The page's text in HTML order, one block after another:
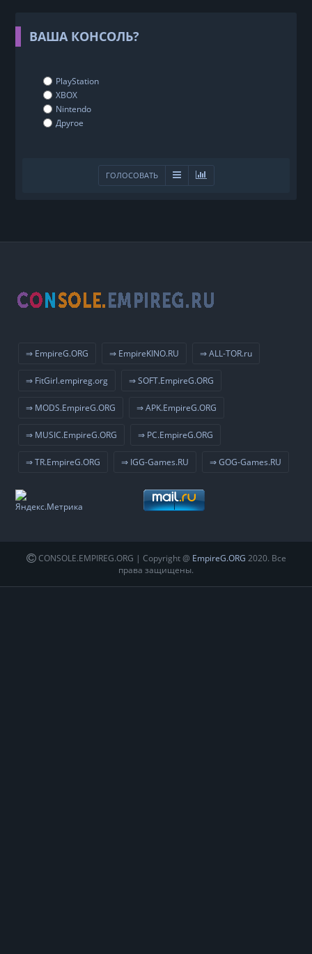
ВАША КОНСОЛЬ?
PlayStation
XBOX
Nintendo
Другое
ГОЛОСОВАТЬ
⇒ EmpireG.ORG ⇒ EmpireKINO.RU ⇒ ALL-TOR.ru
⇒ FitGirl.empireg.org ⇒ SOFT.EmpireG.ORG
⇒ MODS.EmpireG.ORG ⇒ APK.EmpireG.ORG
⇒ MUSIC.EmpireG.ORG ⇒ PC.EmpireG.ORG
⇒ TR.EmpireG.ORG ⇒ IGG-Games.RU ⇒ GOG-Games.RU
CONSOLE.EMPIREG.ORG | Copyright @ EmpireG.ORG 2020. Все
права защищены.